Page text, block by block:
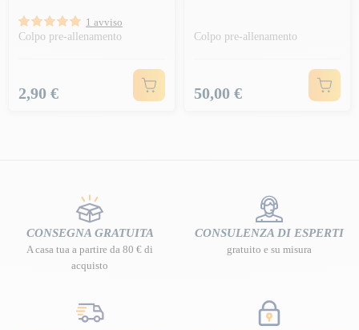
1 avviso
Colpo pre-allenamento
Prezzo
2,90 €
Colpo pre-allenamento
Prezzo
50,00 €
CONSEGNA GRATUITA
A casa tua a partire da 80 € di
acquisto
CONSULENZA DI ESPERTI
gratuito e su misura